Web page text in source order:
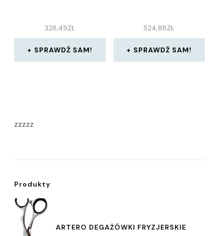
328,49ZŁ
SPRAWDŹ SAM!
524,88ZŁ
SPRAWDŹ SAM!
zzzzz
Produkty
ARTERO DEGAŻÓWKI FRYZJERSKIE